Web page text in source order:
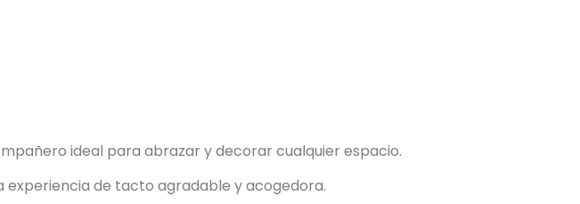
ideal para abrazar y decorar cualquier espacio.
experiencia de tacto agradable y acogedora.